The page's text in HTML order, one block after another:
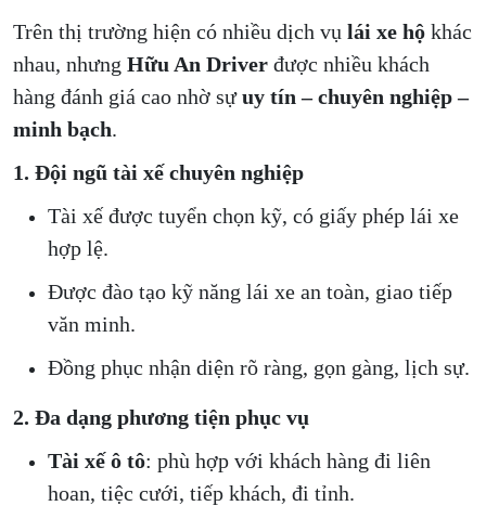
Trên thị trường hiện có nhiều dịch vụ lái xe hộ khác
nhau, nhưng Hữu An Driver được nhiều khách
hàng đánh giá cao nhờ sựuy tín – chuyên nghiệp –
minh bạch.
1. Đội ngũ tài xế chuyên nghiệp
Tài xế được tuyển chọn kỹ, có giấy phép lái xe
hợp lệ.
Được đào tạo kỹ năng lái xe an toàn, giao tiếp
văn minh.
Đồng phục nhận diện rõ ràng, gọn gàng, lịch sự.
2. Đa dạng phương tiện phục vụ
Tài xế ô tô: phù hợp với khách hàng đi liên
hoan, tiệc cưới, tiếp khách, đi tỉnh.